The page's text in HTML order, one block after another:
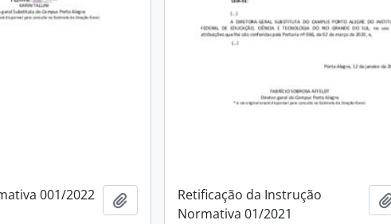
001/2022 Adicionar a área de transferência
Retificação da Instrução
Normativa 01/2021